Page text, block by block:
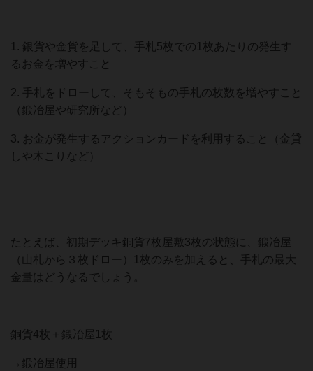
1. 銀貨や金貨を足して、手札5枚での1枚あたりの発生す
るお金を増やすこと
2. 手札をドローして、そもそもの手札の枚数を増やすこと
（鍛冶屋や研究所など）
3. お金が発生するアクションカードを利用すること（金貸
しや木こりなど）
たとえば、初期デッキ銅貨7枚屋敷3枚の状態に、鍛冶屋
（山札から３枚ドロー）1枚のみを加えると、手札の最大
金量はどうなるでしょう。
銅貨4枚＋鍛冶屋1枚
→鍛冶屋使用